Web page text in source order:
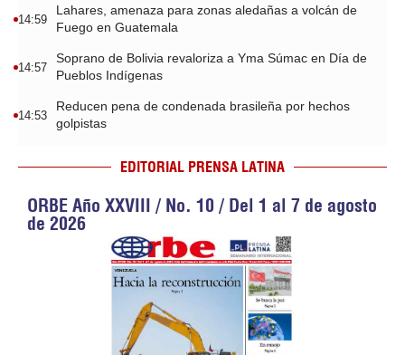
14:59
Lahares, amenaza para zonas aledañas a volcán de
Fuego en Guatemala
14:57
Soprano de Bolivia revaloriza a Yma Súmac en Día de
Pueblos Indígenas
14:53
Reducen pena de condenada brasileña por hechos
golpistas
EDITORIAL PRENSA LATINA
ORBE Año XXVIII / No. 10 / Del 1 al 7 de agosto
de 2026